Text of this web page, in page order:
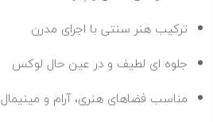
ترکیب هنر سنتی با اجرای مدرن
جلوه‌ ای لطیف و در عین حال لوکس
مناسب فضاهای هنری، آرام و مینیمال